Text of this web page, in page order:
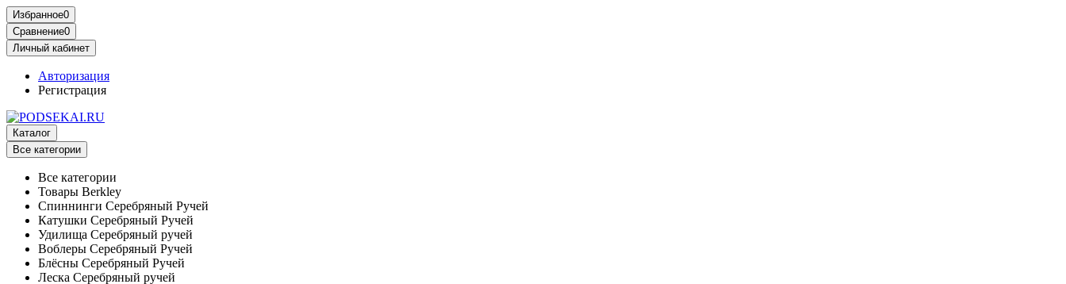
Избранное0
Сравнение0
Личный кабинет
Авторизация
Регистрация
Каталог
Все категории
Все категории
Товары Berkley
Спиннинги Серебряный Ручей
Катушки Серебряный Ручей
Удилища Серебряный ручей
Воблеры Серебряный Ручей
Блёсны Серебряный Ручей
Леска Серебряный ручей